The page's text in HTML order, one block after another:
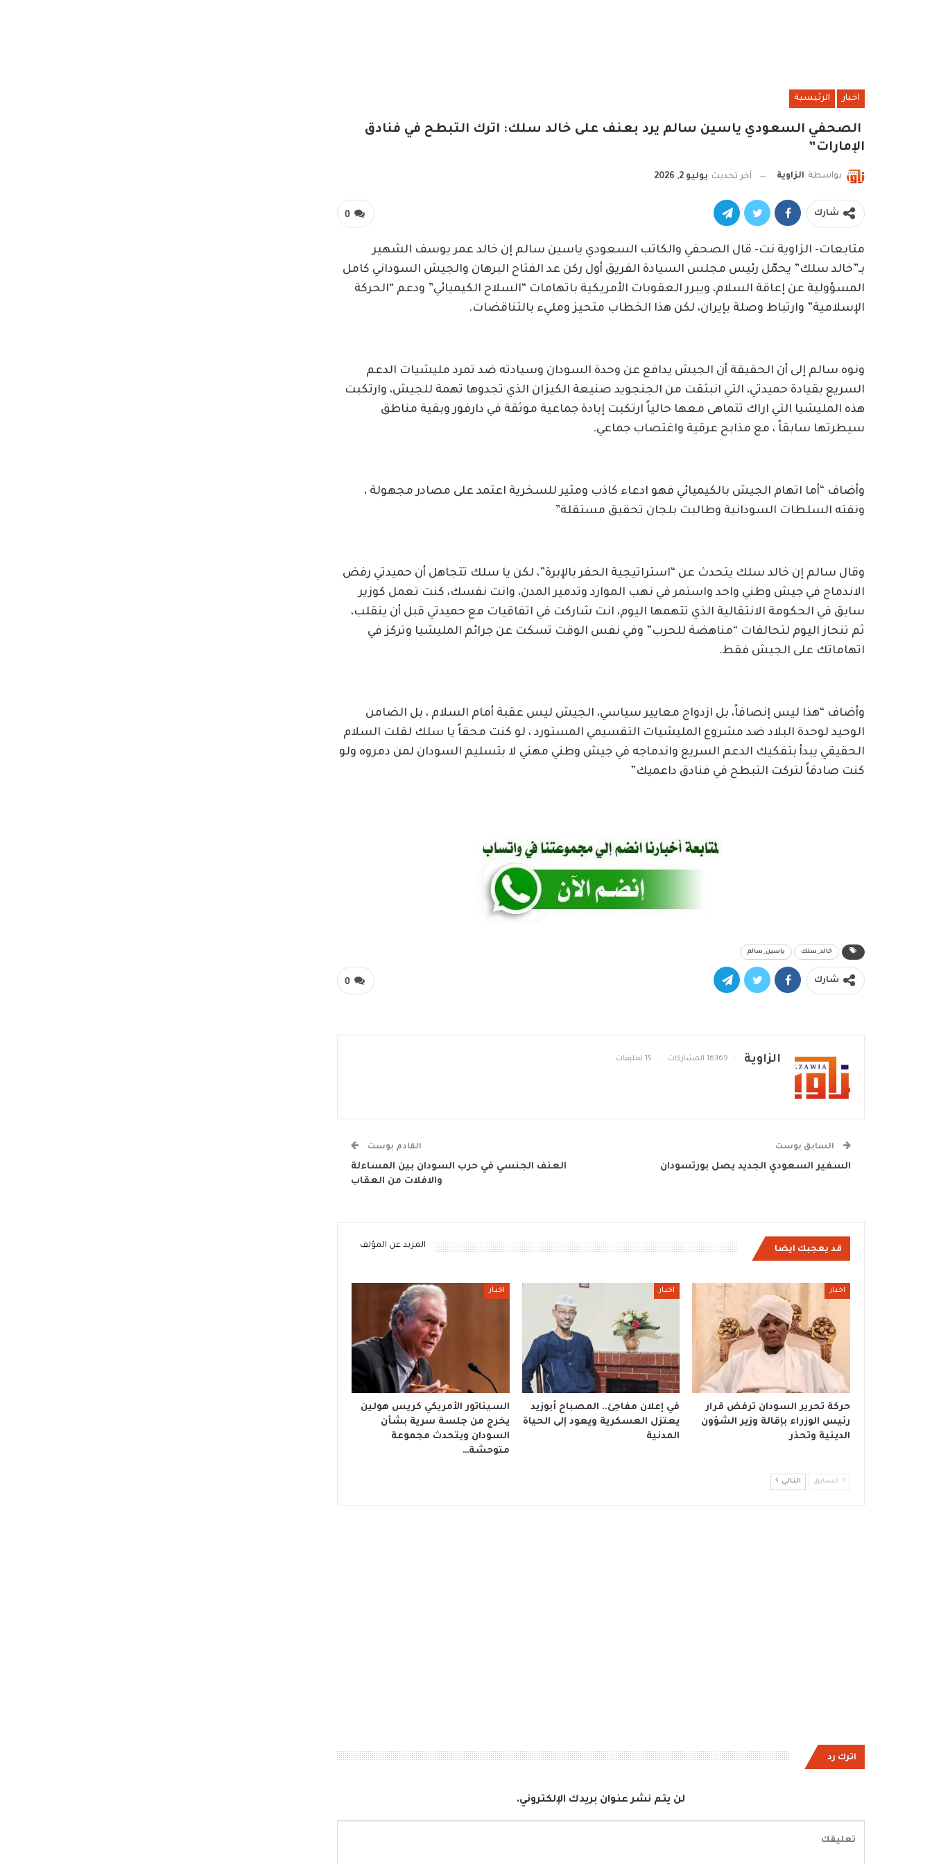
اخبار الرئيسية
الصحفي السعودي ياسين سالم يرد بعنف على خالد سلك: اترك التبطح في فنادق
الإمارات”
بواسطة الزاوية آخر تحديث يوليو 2, 2026
0 شارك
متابعات- الزاوية نت- ‏قال الصحفي والكاتب السعودي ياسين سالم إن خالد عمر يوسف الشهير
بـ”خالد سلك” يحمّل رئيس مجلس السيادة الفريق أول ركن عد الفتاح البرهان والجيش السوداني كامل
المسؤولية عن إعاقة السلام، ويبرر العقوبات الأمريكية باتهامات “السلاح الكيميائي” ودعم “الحركة
الإسلامية” وارتباط وصلة بإيران، لكن هذا الخطاب متحيز ومليء بالتناقضات.
ونوه سالم إلى أن الحقيقة أن الجيش يدافع عن وحدة السودان وسيادته ضد تمرد مليشيات الدعم
السريع بقيادة حميدتي، التي انبثقت من الجنجويد صنيعة الكيزان الذي تجدوها تهمة للجيش، وارتكبت
هذه المليشيا التي اراك تتماهى معها حالياً ارتكبت إبادة جماعية موثقة في دارفور وبقية مناطق
سيطرتها سابقاً ، مع مذابح عرقية واغتصاب جماعي.
وأضاف “أما اتهام الجيش بالكيميائي فهو ادعاء كاذب ومثير للسخرية اعتمد على مصادر مجهولة ،
ونفته السلطات السودانية وطالبت بلجان تحقيق مستقلة”
وقال سالم إن خالد سلك يتحدث عن “استراتيجية الحفر بالإبرة”، لكن يا سلك تتجاهل أن حميدتي رفض
الاندماج في جيش وطني واحد واستمر في نهب الموارد وتدمير المدن، وانت نفسك، كنت تعمل كوزير
سابق في الحكومة الانتقالية الذي تتهمها اليوم، انت شاركت في اتفاقيات مع حميدتي قبل أن ينقلب،
ثم تنحاز اليوم لتحالفات “مناهضة للحرب” وفي نفس الوقت تسكت عن جرائم المليشيا وتركز في
اتهاماتك على الجيش فقط.
وأضاف “هذا ليس إنصافاً، بل ازدواج معايير سياسي، الجيش ليس عقبة أمام السلام ، بل الضامن
الوحيد لوحدة البلاد ضد مشروع المليشيات التقسيمي المستورد ، لو كنت محقاً يا سلك لقلت السلام
الحقيقي يبدأ بتفكيك الدعم السريع واندماجه في جيش وطني مهني لا بتسليم السودان لمن دمروه ولو
كنت صادقاً لتركت التبطح في فنادق داعميك”
خالد_سلك ياسين_سالم
0 شارك
الزاوية 16369 المشاركات 15 تعليقات
السابق بوست
السفير السعودي الجديد يصل بورتسودان
القادم بوست
العنف الجنسي في حرب السودان بين المساءلة
والافلات من العقاب
قد يعجبك ايضا المزيد عن المؤلف
اخبار
حركة تحرير السودان ترفض قرار
رئيس الوزراء بإقالة وزير الشؤون
الدينية وتحذر
اخبار
في إعلان مفاجئ.. المصباح أبوزيد
يعتزل العسكرية ويعود إلى الحياة
المدنية
اخبار
السيناتور الأمريكي كريس هولين
يخرج من جلسة سرية بشأن
السودان ويتحدث مجموعة
متوحشة…
السابق التالي
اترك رد
لن يتم نشر عنوان بريدك الإلكتروني.